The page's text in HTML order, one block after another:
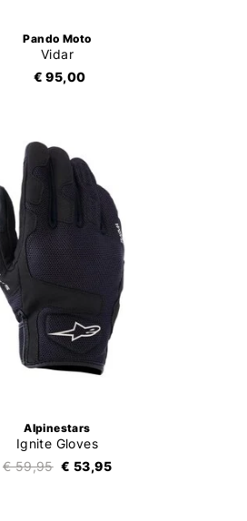
Pando Moto
Vidar
€ 95,00
Alpinestars
Ignite Gloves
€ 59,95 € 53,95